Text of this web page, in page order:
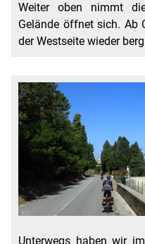
Weiter oben nimmt
Gelände öffnet sich. Ab
der Westseite wieder
Unterwegs haben wir